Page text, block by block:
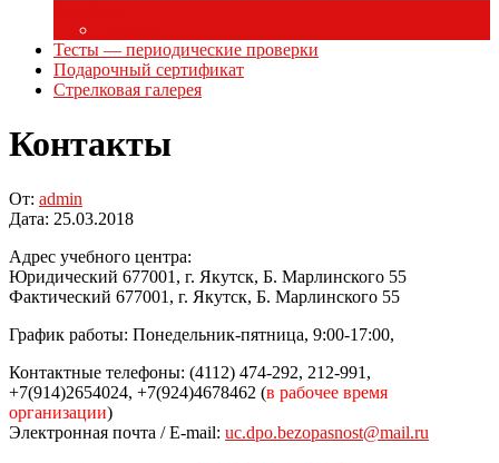
Тесты — периодические проверки
Подарочный сертификат
Стрелковая галерея
Контакты
От: admin
Дата: 25.03.2018
Адрес учебного центра:
Юридический 677001, г. Якутск, Б. Марлинского 55
Фактический 677001, г. Якутск, Б. Марлинского 55
График работы: Понедельник-пятница, 9:00-17:00,
Контактные телефоны: (4112) 474-292, 212-991,
+7(914)2654024, +7(924)4678462 (в рабочее время
организации)
Электронная почта / E-mail: uc.dpo.bezopasnost@mail.ru